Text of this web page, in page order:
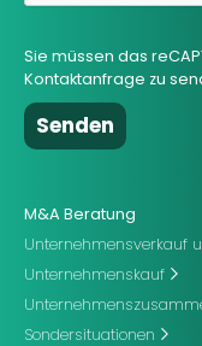
Sie müssen das
Kontaktanfrage zu
M&A Beratung
Unternehmensverkauf
Unternehmenskauf
Sondersituationen